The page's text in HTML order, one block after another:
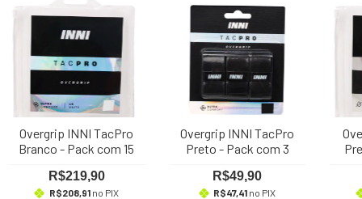
Overgrip INNI TacPro
Branco - Pack com 15
R$219,90
R$208,91no PIX
Overgrip INNI TacPro
Preto - Pack com 3
R$49,90
R$47,41 no PIX